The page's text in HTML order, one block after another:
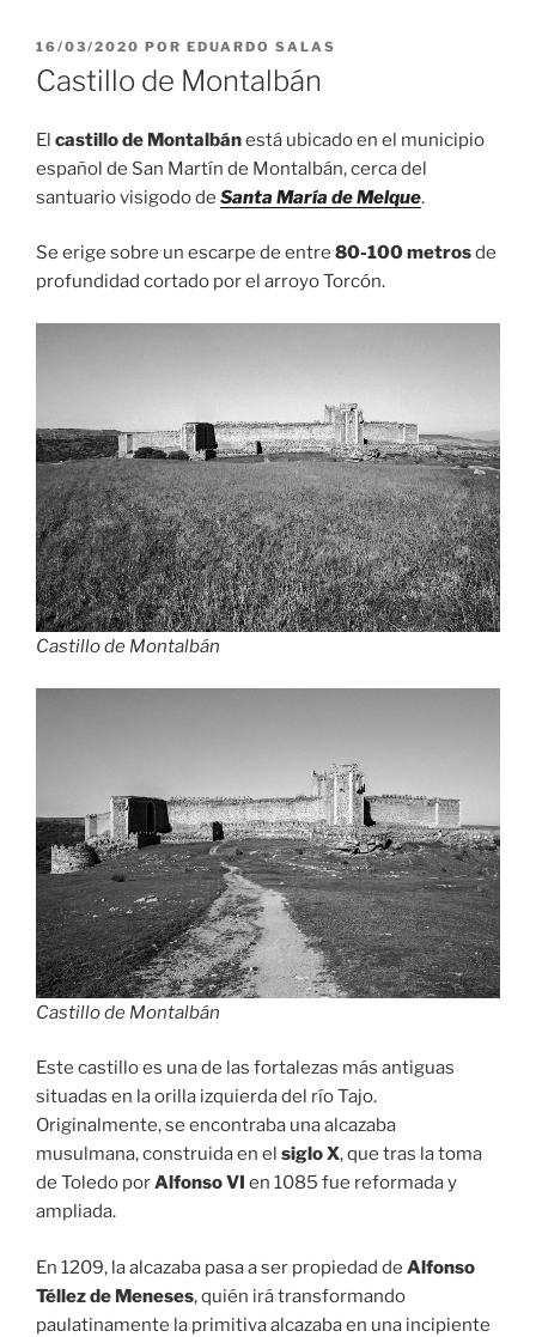
PUBLICADO
EL
16/03/2020 POR EDUARDO SALAS
Castillo de Montalbán
El castillo de Montalbánestá ubicado en el municipio
español de San Martín de Montalbán, cerca del
santuario visigodo de Santa María de Melque.
Se erige sobre un escarpe de entre 80-100 metrosde
profundidad cortado por el arroyo Torcón.
Castillo de Montalbán
Castillo de Montalbán
Este castillo es una de las fortalezas más antiguas
situadas en la orilla izquierda del río Tajo.
Originalmente, se encontraba una alcazaba
musulmana, construida en el siglo X, que tras la toma
de Toledo porAlfonso VI en 1085 fue reformada y
ampliada.
En 1209, la alcazaba pasa a ser propiedad de Alfonso
Téllez de Meneses, quién irá transformando
paulatinamente la primitiva alcazaba en una incipiente